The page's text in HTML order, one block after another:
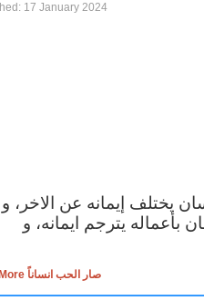
17 January 2024
يختلف إيمانه عن الاخر،
بأعماله يترجم ايمانه، و
Read More صار الحب انساناً